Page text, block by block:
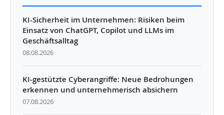
KI-Sicherheit im Unternehmen: Risiken beim
Einsatz von ChatGPT, Copilot und LLMs im
Geschäftsalltag
08.08.2026
KI-gestützte Cyberangriffe: Neue Bedrohungen
erkennen und unternehmerisch absichern
07.08.2026